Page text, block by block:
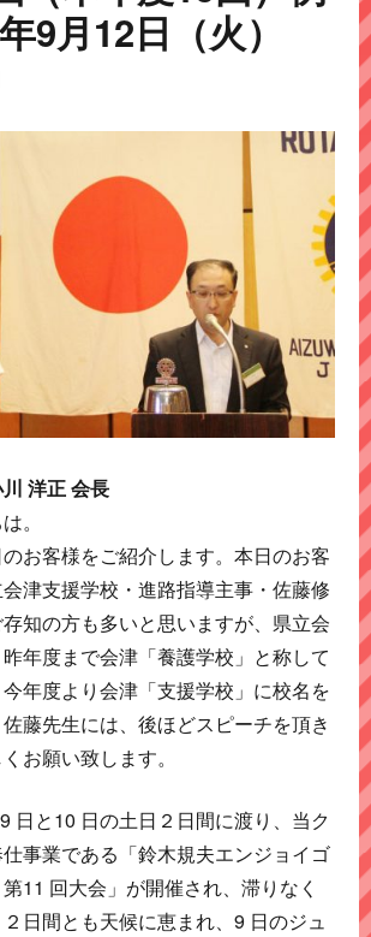
9月12日（火）
洋正 会長
。
お客様をご紹介します。本日のお客
津支援学校・進路指導主事・佐藤修
知の方も多いと思いますが、県立会
年度まで会津「養護学校」と称して
年度より会津「支援学校」に校名を
藤先生には、後ほどスピーチを頂き
お願い致します。
日と10 日の土日２日間に渡り、当ク
事業である「鈴木規夫エンジョイゴ
11 回大会」が開催され、滞りなく
日間とも天候に恵まれ、9 日のジュ